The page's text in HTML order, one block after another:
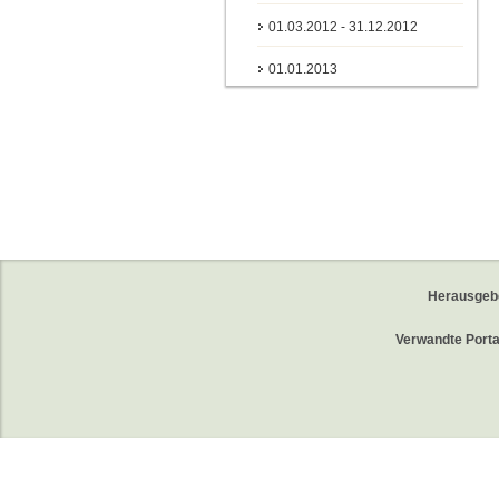
01.03.2012 - 31.12.2012
01.01.2013
Verwandte